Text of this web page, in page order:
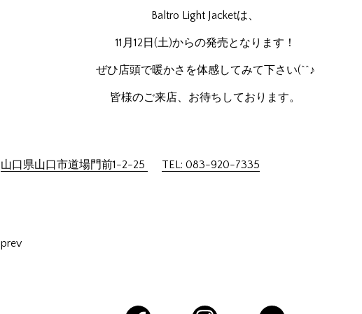
Baltro Light Jacketは、
11月12日(土)からの発売となります！
ぜひ店頭で暖かさを体感してみて下さい(^^♪
皆様のご来店、お待ちしております。
山口県山口市道場門前1-2-25 TEL: 083-920-7335
prev